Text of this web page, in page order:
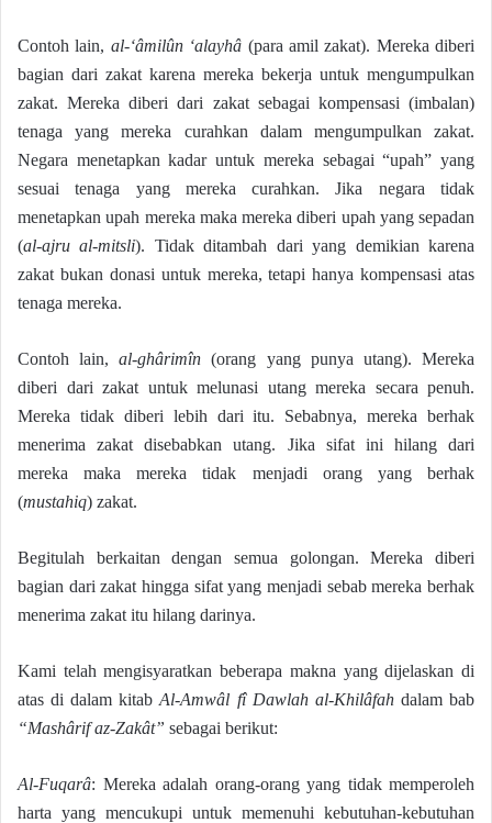
Contoh lain, al-‘âmilûn ‘alayhâ (para amil zakat). Mereka diberi
bagian dari zakat karena mereka bekerja untuk mengumpulkan
zakat. Mereka diberi dari zakat sebagai kompensasi (imbalan)
tenaga yang mereka curahkan dalam mengumpulkan zakat.
Negara menetapkan kadar untuk mereka sebagai “upah” yang
sesuai tenaga yang mereka curahkan. Jika negara tidak
menetapkan upah mereka maka mereka diberi upah yang sepadan
(al-ajru al-mitsli). Tidak ditambah dari yang demikian karena
zakat bukan donasi untuk mereka, tetapi hanya kompensasi atas
tenaga mereka.
Contoh lain,al-ghârimîn (orang yang punya utang). Mereka
diberi dari zakat untuk melunasi utang mereka secara penuh.
Mereka tidak diberi lebih dari itu. Sebabnya, mereka berhak
menerima zakat disebabkan utang. Jika sifat ini hilang dari
mereka maka mereka tidak menjadi orang yang berhak
(mustahiq) zakat.
Begitulah berkaitan dengan semua golongan. Mereka diberi
bagian dari zakat hingga sifat yang menjadi sebab mereka berhak
menerima zakat itu hilang darinya.
Kami telah mengisyaratkan beberapa makna yang dijelaskan di
atas di dalam kitabAl-Amwâl fî Dawlah al-Khilâfahdalam bab
“Mashârif az-Zakât” sebagai berikut:
Al-Fuqarâ: Mereka adalah orang-orang yang tidak memperoleh
harta yang mencukupi untuk memenuhi kebutuhan-kebutuhan